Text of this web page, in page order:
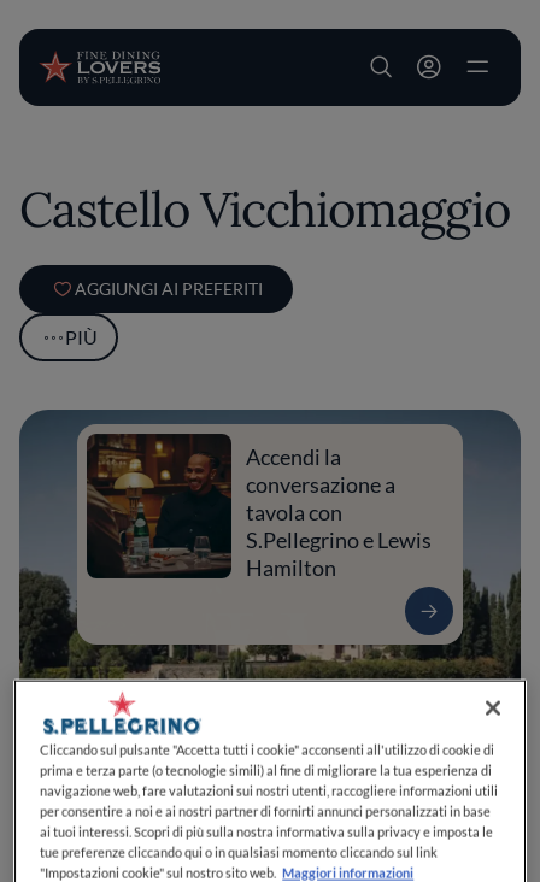
User account
Castello Vicchiomaggio
AGGIUNGI AI PREFERITI
PIÙ
0 0 0 0 0
Accendi la
conversazione a
tavola con
S.Pellegrino e Lewis
Hamilton
Cliccando sul pulsante "Accetta tutti i cookie" acconsenti all'utilizzo di cookie di
prima e terza parte (o tecnologie simili) al fine di migliorare la tua esperienza di
navigazione web, fare valutazioni sui nostri utenti, raccogliere informazioni utili
per consentire a noi e ai nostri partner di fornirti annunci personalizzati in base
ai tuoi interessi. Scopri di più sulla nostra informativa sulla privacy e imposta le
tue preferenze cliccando qui o in qualsiasi momento cliccando sul link
"Impostazioni cookie" sul nostro sito web. Maggiori informazioni